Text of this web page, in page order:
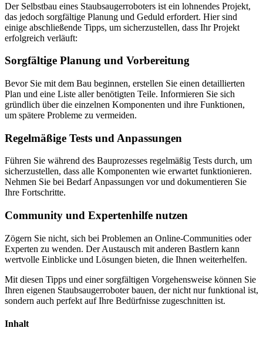
Der Selbstbau eines Staubsaugerroboters ist ein lohnendes Projekt,
das jedoch sorgfältige Planung und Geduld erfordert. Hier sind
einige abschließende Tipps, um sicherzustellen, dass Ihr Projekt
erfolgreich verläuft:
Sorgfältige Planung und Vorbereitung
Bevor Sie mit dem Bau beginnen, erstellen Sie einen detaillierten
Plan und eine Liste aller benötigten Teile. Informieren Sie sich
gründlich über die einzelnen Komponenten und ihre Funktionen,
um spätere Probleme zu vermeiden.
Regelmäßige Tests und Anpassungen
Führen Sie während des Bauprozesses regelmäßig Tests durch, um
sicherzustellen, dass alle Komponenten wie erwartet funktionieren.
Nehmen Sie bei Bedarf Anpassungen vor und dokumentieren Sie
Ihre Fortschritte.
Community und Expertenhilfe nutzen
Zögern Sie nicht, sich bei Problemen an Online-Communities oder
Experten zu wenden. Der Austausch mit anderen Bastlern kann
wertvolle Einblicke und Lösungen bieten, die Ihnen weiterhelfen.
Mit diesen Tipps und einer sorgfältigen Vorgehensweise können Sie
Ihren eigenen Staubsaugerroboter bauen, der nicht nur funktional ist,
sondern auch perfekt auf Ihre Bedürfnisse zugeschnitten ist.
Inhalt